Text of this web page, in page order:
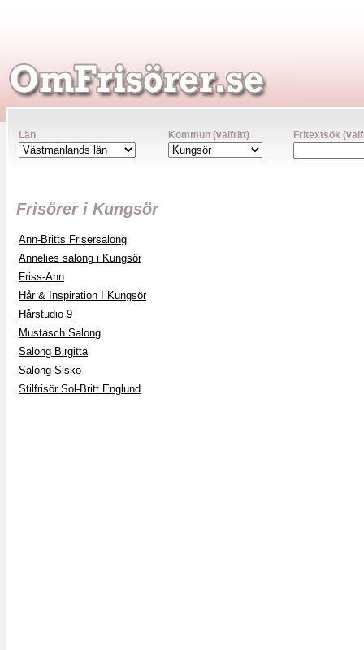
Län Kommun (valfritt) Fritextsök
Frisörer i Kungsör
Ann-Britts Frisersalong
Annelies salong i Kungsör
Friss-Ann
Hår & Inspiration I Kungsör
Hårstudio 9
Mustasch Salong
Salong Birgitta
Salong Sisko
Stilfrisör Sol-Britt Englund